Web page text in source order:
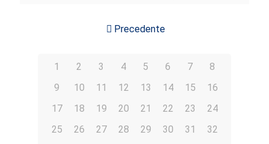
Precedente
1 2 3 4 5 6 7
8
9
10 11 12 13 14 15
16
17
18 19 20 21 22 23
24
25
26 27 28 29 30 31
32